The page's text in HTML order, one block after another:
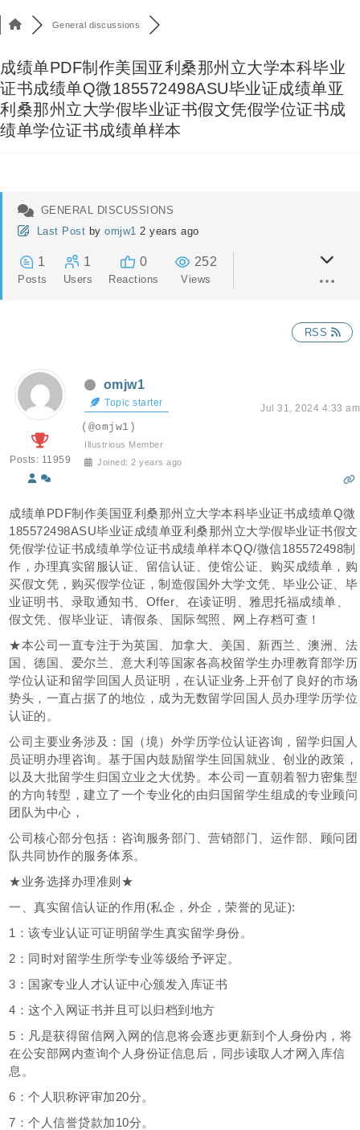
General discussions
成绩单PDF制作美国亚利桑那州立大学本科毕业
证书成绩单Q微185572498ASU毕业证成绩单亚
利桑那州立大学假毕业证书假文凭假学位证书成
绩单学位证书成绩单样本
GENERAL DISCUSSIONS
Last Post by omjw1 2 years ago
1
Posts
1
Users
0
Reactions
252
Views
RSS
Posts: 11959
omjw1
Topic starter Jul 31, 2024 4:33 am
(@omjw1)
Illustrious Member
Joined: 2 years ago
成绩单PDF制作美国亚利桑那州立大学本科毕业证书成绩单Q微
185572498ASU毕业证成绩单亚利桑那州立大学假毕业证书假文
凭假学位证书成绩单学位证书成绩单样本QQ/微信185572498制
作，办理真实留服认证、留信认证、使馆公证、购买成绩单，购
买假文凭，购买假学位证，制造假国外大学文凭、毕业公证、毕
业证明书、录取通知书、Offer、在读证明、雅思托福成绩单、
假文凭、假毕业证、请假条、国际驾照、网上存档可查！
★本公司一直专注于为英国、加拿大、美国、新西兰、澳洲、法
国、德国、爱尔兰、意大利等国家各高校留学生办理教育部学历
学位认证和留学回国人员证明，在认证业务上开创了良好的市场
势头，一直占据了的地位，成为无数留学回国人员办理学历学位
认证的。
公司主要业务涉及：国（境）外学历学位认证咨询，留学归国人
员证明办理咨询。基于国内鼓励留学生回国就业、创业的政策，
以及大批留学生归国立业之大优势。本公司一直朝着智力密集型
的方向转型，建立了一个专业化的由归国留学生组成的专业顾问
团队为中心，
公司核心部分包括：咨询服务部门、营销部门、运作部、顾问团
队共同协作的服务体系。
★业务选择办理准则★
一、真实留信认证的作用(私企，外企，荣誉的见证):
1：该专业认证可证明留学生真实留学身份。
2：同时对留学生所学专业等级给予评定。
3：国家专业人才认证中心颁发入库证书
4：这个入网证书并且可以归档到地方
5：凡是获得留信网入网的信息将会逐步更新到个人身份内，将
在公安部网内查询个人身份证信息后，同步读取人才网入库信
息。
6：个人职称评审加20分。
7：个人信誉贷款加10分。